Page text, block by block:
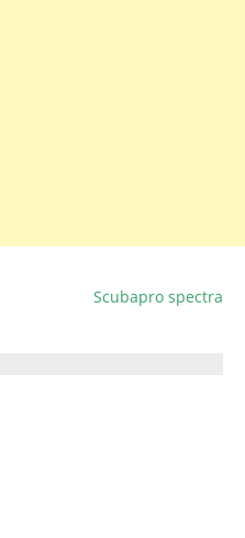
Scubapro spectra